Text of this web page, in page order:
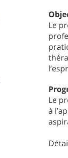
Le
Le
à